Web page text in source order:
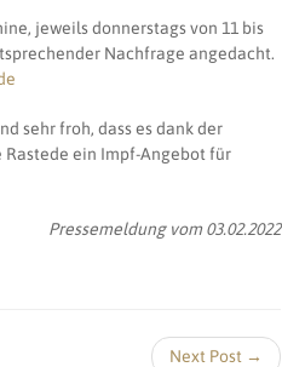
jeweils donnerstags von 11 bis
Nachfrage angedacht.
sehr froh, dass es dank der
Rastede ein Impf-Angebot für
Pressemeldung vom 03.02.2022
Next Post →